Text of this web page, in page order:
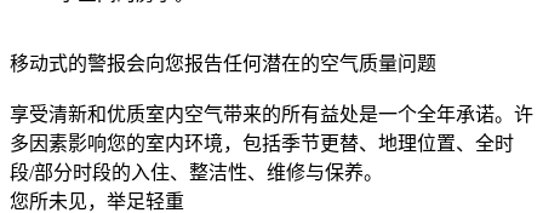
移动式的警报会向您报告任何潜在的空气质量问题
享受清新和优质室内空气带来的所有益处是一个全年承诺。许
多因素影响您的室内环境，包括季节更替、地理位置、全时
段/部分时段的入住、整洁性、维修与保养。
您所未见，举足轻重